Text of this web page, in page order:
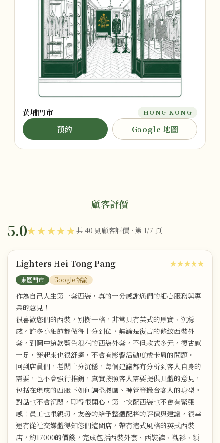
黃埔門市 HONG KONG
預約 Google 地圖
顧客評價
5.0★★★★★共 40 則顧客評價 · 第 1/7 頁
Lighters Hei Tong Pang
東區門市 Google 評論
★★★★★
作為自己人生第一套西裝，真的十分感謝您們的細心服務與專
業的意見！
很喜歡您們的西裝，別樹一格，非常具有英式的厚實、沉穩
感。許多小細節都做得十分到位，無論是復古的條紋西裝外
套，到圖中這款藍色浪花的西裝外套，不但款式多元，復古感
十足，穿起來也很舒適，不會有影響活動度或卡肩的問題。
回到店員們，老闆十分沉穩，每個建議都有分析到客人自身的
需要，也不會強行推銷，真實按照客人需要提供具體的意見，
包括在現成的西服下如何調整腰圍、褲管等撮合客人的身型。
對話也不會沉悶，聊得很開心，第一次配西裝也不會有緊張
感！員工也很親切，友善的給予整體配搭的評價與建議，很幸
運有從社交媒體得知您們這間店，帶有港式風格的英式西裝
店，約17000的價錢，完成包括西裝外套、西裝褲、襯衫、領